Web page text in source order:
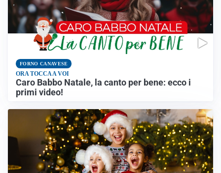
FORNO CANAVESE
ORA TOCCA A VOI
Caro Babbo Natale, la canto per bene: ecco i
primi video!